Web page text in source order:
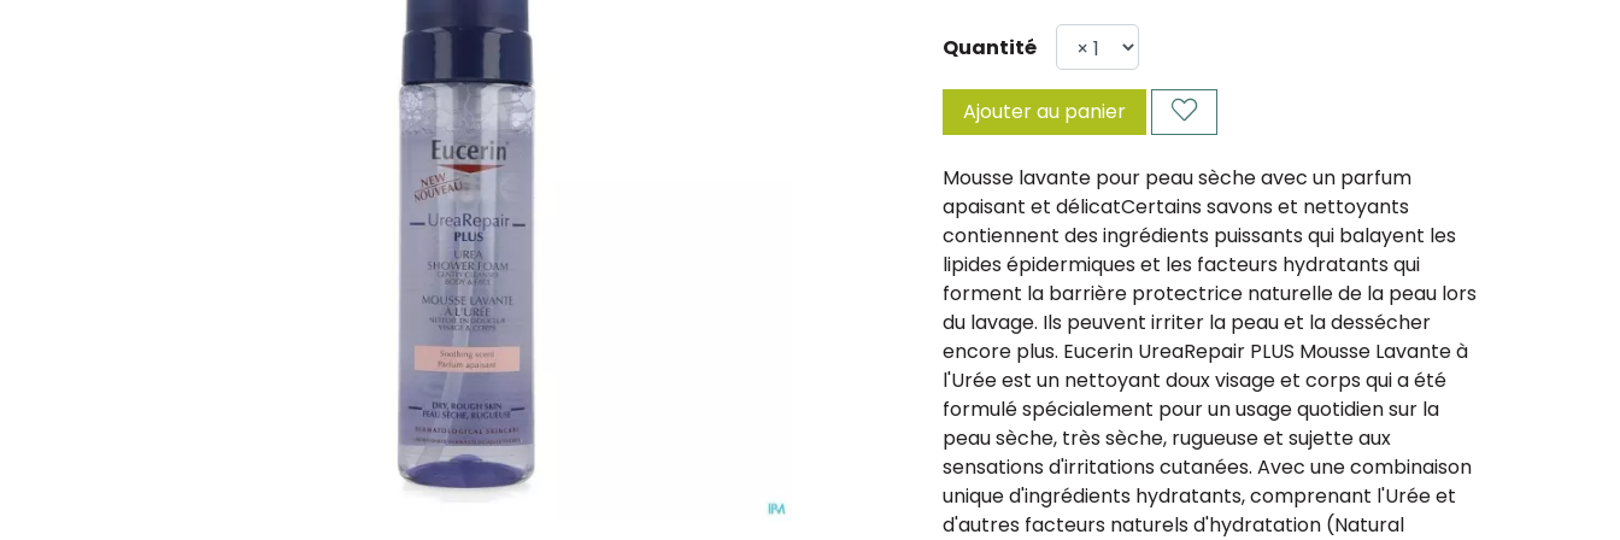
Quantité
Ajouter au panier
Mousse lavante pour peau sèche avec un parfum
apaisant et délicatCertains savons et nettoyants
contiennent des ingrédients puissants qui balayent les
lipides épidermiques et les facteurs hydratants qui
forment la barrière protectrice naturelle de la peau lors
du lavage. Ils peuvent irriter la peau et la dessécher
encore plus. Eucerin UreaRepair PLUS Mousse Lavante à
l'Urée est un nettoyant doux visage et corps qui a été
formulé spécialement pour un usage quotidien sur la
peau sèche, très sèche, rugueuse et sujette aux
sensations d'irritations cutanées. Avec une combinaison
unique d'ingrédients hydratants, comprenant l'Urée et
d'autres facteurs naturels d'hydratation (Natural